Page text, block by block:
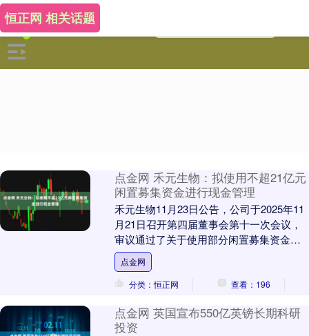
恒正网 相关话题
点金网 禾元生物：拟使用不超21亿元
闲置募集资金进行现金管理
禾元生物11月23日公告，公司于2025年11
月21日召开第四届董事会第十一次会议，
审议通过了关于使用部分闲置募集资金进
行现金管理的议案。公司拟使用不超过21
亿....
点金网
分类：恒正网
查看：196
点金网 英国宣布550亿英镑长期科研
投资